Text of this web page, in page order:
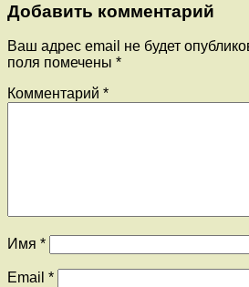
Добавить комментарий
Ваш адрес email не будет
поля помечены *
Комментарий *
Имя *
Email *